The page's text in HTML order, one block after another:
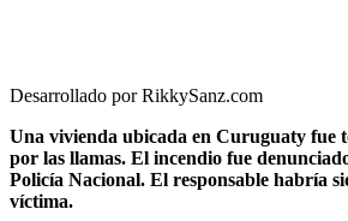
Desarrollado por RikkySanz.com
Una vivienda ubicada en Curuguaty fue totalmente consumida
por las llamas. El incendio fue
Policía Nacional. El responsable habría
víctima.